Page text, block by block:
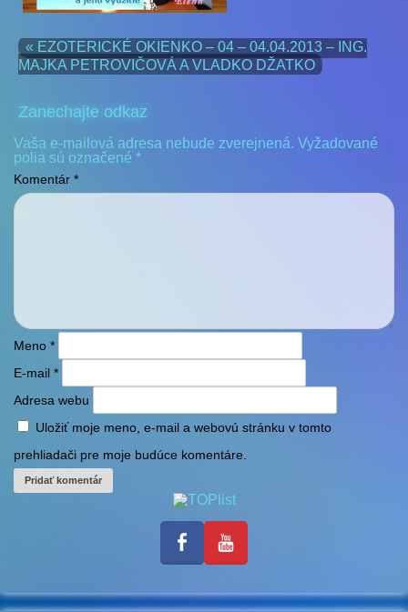
« EZOTERICKÉ OKIENKO – 04 – 04.04.2013 – ING.
MAJKA PETROVIČOVÁ A VLADKO DŽATKO
Zanechajte odkaz
Vaša e-mailová adresa nebude zverejnená. Vyžadované
polia sú označené *
Komentár *
Meno *
E-mail *
Adresa webu
Uložiť moje meno, e-mail a webovú stránku v tomto
prehliadači pre moje budúce komentáre.